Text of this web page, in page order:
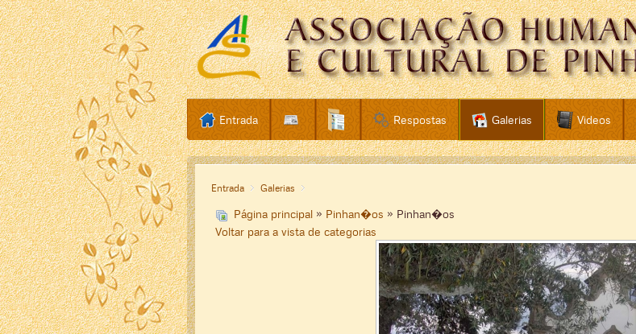
Entrada Respostas Galerias Videos
Entrada Galerias
Página principal » Pinhan�os » Pinhan�os
Voltar para a vista de categorias